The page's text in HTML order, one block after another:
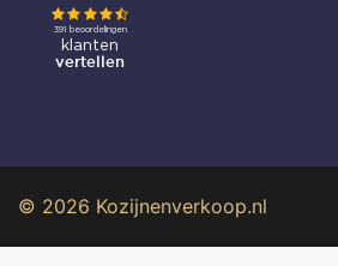
© 2026 Kozijnenverkoop.nl